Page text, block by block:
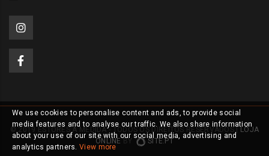
© 2019 ESTORES À MEDIDA - TODOS OS DIREITOS RESERVADOS |
LOJA
ONLINE BY SITE.PT
We use cookies to personalise content and ads, to provide social
media features and to analyse our traffic. We also share information
about your use of our site with our social media, advertising and
analytics partners.View more